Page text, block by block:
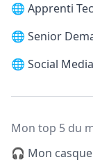
🌐 Apprenti
🌐 Senior
🌐 Social
Mon top 5 du
🎧 Mon casque